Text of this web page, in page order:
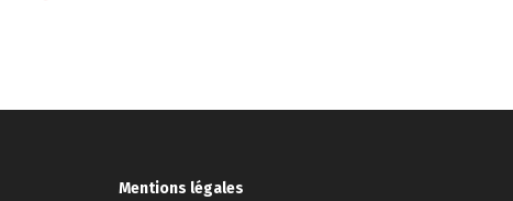
Mentions légales